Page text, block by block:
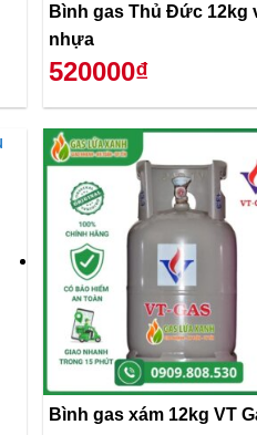
Bình gas Thủ Đức 12kg
nhựa
520000₫
Bình gas xám 12kg VT